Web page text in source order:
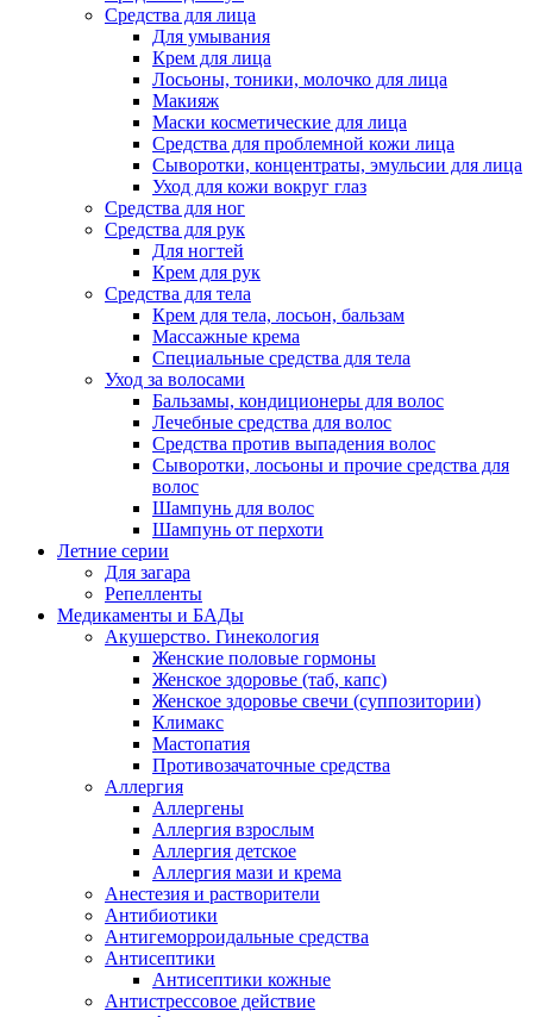
Средства для лица
Для умывания
Крем для лица
Лосьоны, тоники, молочко для лица
Макияж
Маски косметические для лица
Средства для проблемной кожи лица
Сыворотки, концентраты, эмульсии для лица
Уход для кожи вокруг глаз
Средства для ног
Средства для рук
Для ногтей
Крем для рук
Средства для тела
Крем для тела, лосьон, бальзам
Массажные крема
Специальные средства для тела
Уход за волосами
Бальзамы, кондиционеры для волос
Лечебные средства для волос
Средства против выпадения волос
Сыворотки, лосьоны и прочие средства для
волос
Шампунь для волос
Шампунь от перхоти
Летние серии
Для загара
Репелленты
Медикаменты и БАДы
Акушерство. Гинекология
Женские половые гормоны
Женское здоровье (таб, капс)
Женское здоровье свечи (суппозитории)
Климакс
Мастопатия
Противозачаточные средства
Аллергия
Аллергены
Аллергия взрослым
Аллергия детское
Аллергия мази и крема
Анестезия и растворители
Антибиотики
Антигеморроидальные средства
Антисептики
Антисептики кожные
Антистрессовое действие